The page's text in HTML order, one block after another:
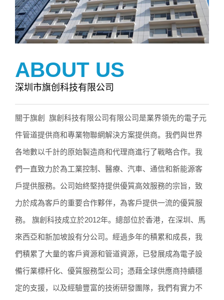
ABOUT US
深圳市旗创科技有限公司
關于旗創 旗創科技有限公司有限公司是業界領先的電子元
件管道提供商和專業物聯網解決方案提供商。我們與世界
各地數以千計的原始製造商和代理商進行了戰略合作。我
們一直致力於為工業控制、醫療、汽車、通信和新能源客
戶提供服務。公司始終堅持提供優質高效服務的宗旨，致
力於成為客戶的重要合作夥伴，為客戶提供一流的優質服
務。 旗創科技成立於2012年。總部位於香港，在深圳、馬
來西亞和新加坡設有分公司。經過多年的積累和成長，我
們積累了大量的客戶資源和管道資源，已發展成為電子設
備行業標杆化、優質服務型公司；憑藉全球供應商持續穩
定的支援，以及經驗豐富的技術研發團隊，我們有實力不